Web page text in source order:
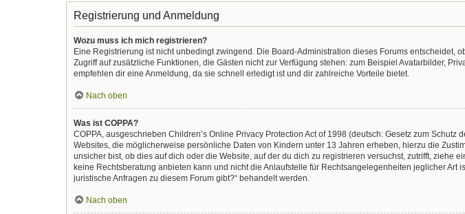
Registrierung und Anmeldung
Wozu muss ich mich registrieren?
Eine Registrierung ist nicht unbedingt zwingend. Die Board-Administration dieses Forums entscheidet,
Zugriff auf zusätzliche Funktionen, die Gästen nicht zur Verfügung stehen: zum Beispiel Avatarbilder,
empfehlen dir eine Anmeldung, da sie schnell erledigt ist und dir zahlreiche Vorteile bietet.
Nach oben
Was ist COPPA?
COPPA, ausgeschrieben Children’s Online Privacy Protection Act of 1998 (deutsch: Gesetz zum
Websites, die möglicherweise persönliche Daten von Kindern unter 13 Jahren erheben, hierzu die
unsicher bist, ob dies auf dich oder die Website, auf der du dich zu registrieren versuchst, zutrifft,
keine Rechtsberatung anbieten kann und nicht die Anlaufstelle für Rechtsangelegenheiten jeglicher
juristische Anfragen zu diesem Forum gibt?“ behandelt werden.
Nach oben